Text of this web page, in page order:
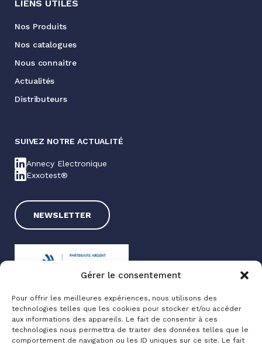
Gérer le consentement
Pour offrir les meilleures expériences, nous utilisons des
technologies telles que les cookies pour stocker et/ou accéder
aux informations des appareils. Le fait de consentir à ces
technologies nous permettra de traiter des données telles que le
comportement de navigation ou les ID uniques sur ce site. Le fait
LIENS UTILES
Nos Produits
Nos catalogues
Nous connaitre
Actualités
Distributeurs
SUIVEZ NOTRE ACTUALITÉ
Annecy Electronique
Exxotest®
NEWSLETTER
Exxotest® 2025
Mentions légales